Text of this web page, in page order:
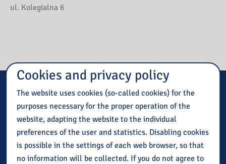
ul. Kolegialna 6
18 November 2024, 09:40
18 November 2024, 14:30
Organizer:
Biblioteka Pedagogiczna w Płocku oraz
Pedagogiczna Biblioteka Wojewódzka im. KEN w Warszawie
Lecturer:
Cookies and privacy policy
The website uses cookies (so-called cookies) for the
purposes necessary for the proper operation of the
website, adapting the website to the individual
preferences of the user and statistics. Disabling cookies
is possible in the settings of each web browser, so that
no information will be collected. If you do not agree to